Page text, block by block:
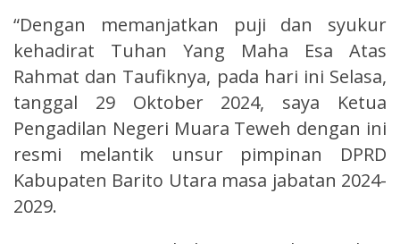
“Dengan memanjatkan puji dan syukur
kehadirat Tuhan Yang Maha Esa Atas
Rahmat dan Taufiknya, pada hari ini Selasa,
tanggal 29 Oktober 2024, saya Ketua
Pengadilan Negeri Muara Teweh dengan ini
resmi melantik unsur pimpinan DPRD
Kabupaten Barito Utara masa jabatan 2024-
2029.